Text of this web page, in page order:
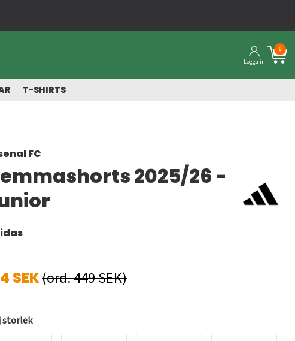
Logga in
0
T-SHIRTS
FC
2025/26 -
SEK(ord. 449 SEK)
storlek